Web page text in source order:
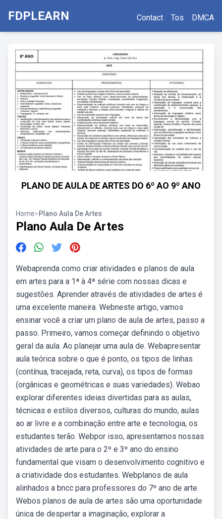
FDPLEARN Contact Tos DMCA
PLANO DE AULA DE ARTES DO 6º AO 9º ANO
Home>Plano Aula De Artes
Plano Aula De Artes
Webaprenda como criar atividades e planos de aula
em artes para a 1ª à 4ª série com nossas dicas e
sugestões. Aprender através de atividades de artes é
uma excelente maneira. Webneste artigo, vamos
ensinar você a criar um plano de aula de artes, passo a
passo. Primeiro, vamos começar definindo o objetivo
geral da aula. Ao planejar uma aula de. Webapresentar
aula teórica sobre o que é ponto, os tipos de linhas
(contínua, tracejada, reta, curva), os tipos de formas
(orgânicas e geométricas e suas variedades). Webao
explorar diferentes ideias divertidas para as aulas,
técnicas e estilos diversos, culturas do mundo, aulas
ao ar livre e a combinação entre arte e tecnologia, os
estudantes terão. Webpor isso, apresentamos nossas
atividades de arte para o 2º e 3º ano do ensino
fundamental que visam o desenvolvimento cognitivo e
a criatividade dos estudantes. Webplanos de aula
alinhados a bncc para professores do 7º ano de arte.
Webos planos de aula de artes são uma oportunidade
única de despertar a imaginação, explorar a